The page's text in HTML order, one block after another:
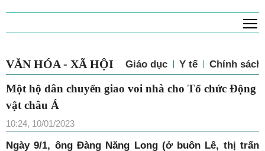
VĂN HÓA - XÃ HỘI Giáo dục Y tế Chính sách
Một hộ dân chuyển giao voi nhà cho Tổ chức
Động vật châu Á
10:24, 10/01/2023
Ngày 9/1, ông Đàng Năng Long (ở buôn Lê, thị trấn